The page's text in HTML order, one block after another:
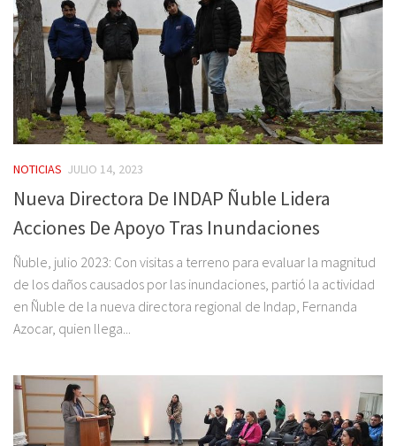
NOTICIAS JULIO 14, 2023
Nueva Directora De INDAP Ñuble Lidera
Acciones De Apoyo Tras Inundaciones
Ñuble, julio 2023: Con visitas a terreno para evaluar la magnitud
de los daños causados por las inundaciones, partió la actividad
en Ñuble de la nueva directora regional de Indap, Fernanda
Azocar, quien llega...